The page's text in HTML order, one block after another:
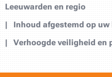
Leeuwarden en regio
| Inhoud afgestemd op
| Verhoogde veiligheid en